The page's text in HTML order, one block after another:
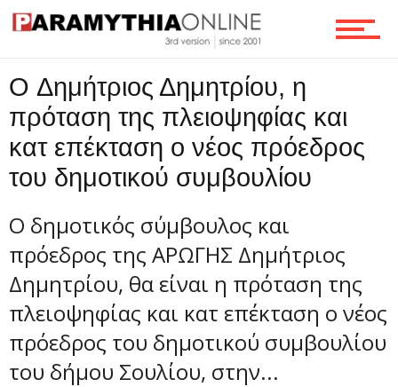
Ροή
Επικοινωνία
O Δημήτριος Δημητρίου, η
πρόταση της πλειοψηφίας και
κατ επέκταση ο νέος πρόεδρος
του δημοτικού συμβουλίου
Ο δημοτικός σύμβουλος και
πρόεδρος της ΑΡΩΓΗΣ Δημήτριος
Δημητρίου, θα είναι η πρόταση της
πλειοψηφίας και κατ επέκταση ο νέος
πρόεδρος του δημοτικού συμβουλίου
του δήμου Σουλίου, στην...